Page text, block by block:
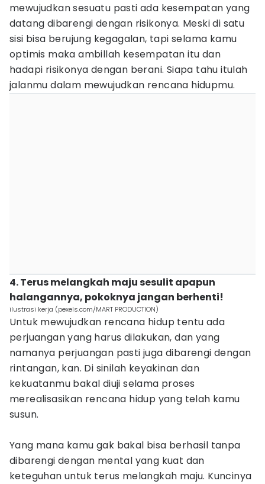
mewujudkan sesuatu pasti ada kesempatan yang
datang dibarengi dengan risikonya. Meski di satu
sisi bisa berujung kegagalan, tapi selama kamu
optimis maka ambillah kesempatan itu dan
hadapi risikonya dengan berani. Siapa tahu itulah
jalanmu dalam mewujudkan rencana hidupmu.
4. Terus melangkah maju sesulit apapun
halangannya, pokoknya jangan berhenti!
ilustrasi kerja (pexels.com/MART PRODUCTION)
Untuk mewujudkan rencana hidup tentu ada
perjuangan yang harus dilakukan, dan yang
namanya perjuangan pasti juga dibarengi dengan
rintangan, kan. Di sinilah keyakinan dan
kekuatanmu bakal diuji selama proses
merealisasikan rencana hidup yang telah kamu
susun.
Yang mana kamu gak bakal bisa berhasil tanpa
dibarengi dengan mental yang kuat dan
keteguhan untuk terus melangkah maju. Kuncinya